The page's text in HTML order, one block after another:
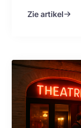
Zie artikel